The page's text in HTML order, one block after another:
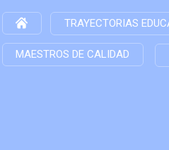
TRAYECTORIAS
MAESTROS DE CALIDAD